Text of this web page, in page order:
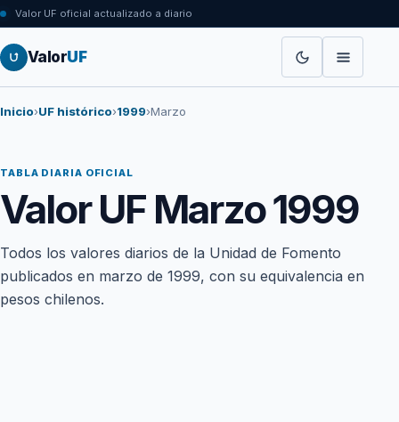
Valor UF oficial actualizado a diario
ValorUF
Inicio›UF histórico›1999›Marzo
TABLA DIARIA OFICIAL
Valor UF Marzo 1999
Todos los valores diarios de la Unidad de Fomento
publicados en marzo de 1999, con su equivalencia en
pesos chilenos.